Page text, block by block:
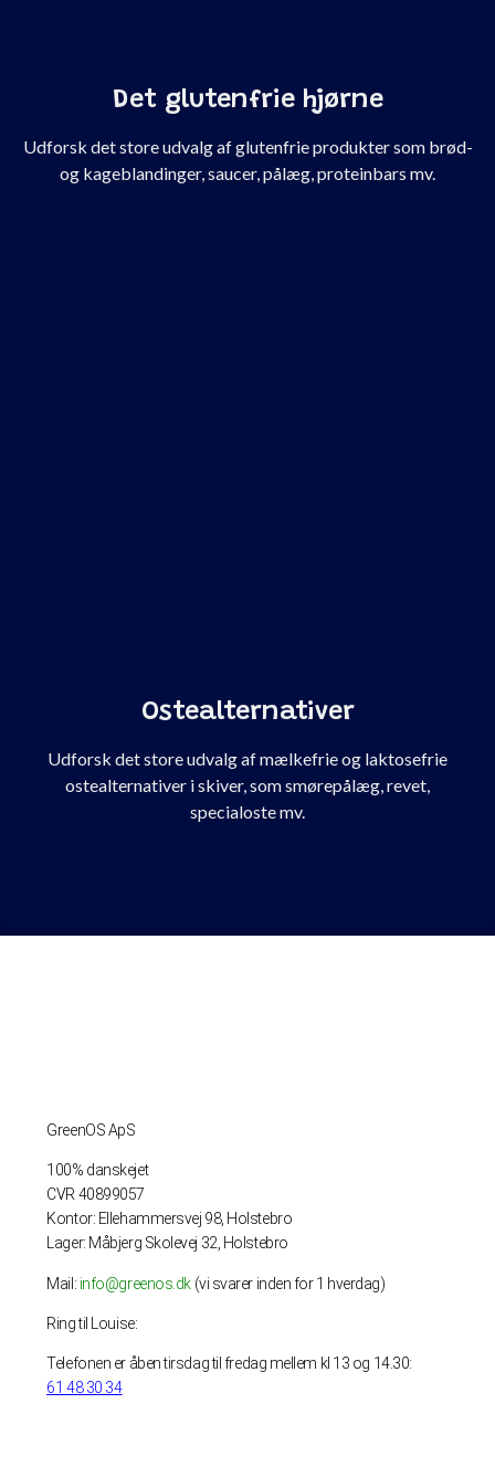
Det glutenfrie hjørne
Udforsk det store udvalg af glutenfrie produkter som brød-
og kageblandinger, saucer, pålæg, proteinbars mv.
Ostealternativer
Udforsk det store udvalg af mælkefrie og laktosefrie
ostealternativer i skiver, som smørepålæg, revet,
specialoste mv.
GreenOS ApS
100% danskejet
CVR 40899057
Kontor: Ellehammersvej 98, Holstebro
Lager: Måbjerg Skolevej 32, Holstebro
Mail: info@greenos.dk (vi svarer inden for 1 hverdag)
Ring til Louise:
Telefonen er åben tirsdag til fredag mellem kl 13 og 14.30:
61 48 30 34